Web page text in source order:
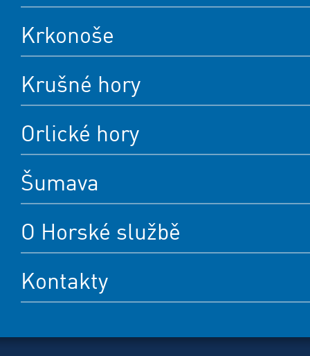
Krkonoše
Krušné hory
Orlické hory
Šumava
O Horské službě
Kontakty